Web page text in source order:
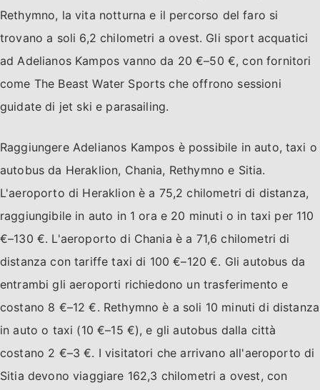
Rethymno, la vita notturna e il percorso del faro si
trovano a soli 6,2 chilometri a ovest. Gli sport acquatici
ad Adelianos Kampos vanno da 20 €–50 €, con fornitori
come The Beast Water Sports che offrono sessioni
guidate di jet ski e parasailing.
Raggiungere Adelianos Kampos è possibile in auto, taxi o
autobus da Heraklion, Chania, Rethymno e Sitia.
L'aeroporto di Heraklion è a 75,2 chilometri di distanza,
raggiungibile in auto in 1 ora e 20 minuti o in taxi per 110
€–130 €. L'aeroporto di Chania è a 71,6 chilometri di
distanza con tariffe taxi di 100 €–120 €. Gli autobus da
entrambi gli aeroporti richiedono un trasferimento e
costano 8 €–12 €. Rethymno è a soli 10 minuti di distanza
in auto o taxi (10 €–15 €), e gli autobus dalla città
costano 2 €–3 €. I visitatori che arrivano all'aeroporto di
Sitia devono viaggiare 162,3 chilometri a ovest, con